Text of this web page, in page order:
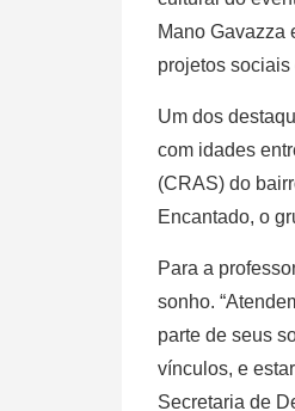
Mano Gavazza
projetos sociais
Um dos
com idades
(CRAS) do
Encantado, o
Para a
sonho.
parte de seus
vínculos, e
Secretaria de